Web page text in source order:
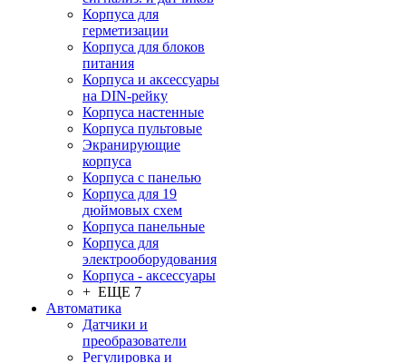
Корпуса для
герметизации
Корпуса для блоков
питания
Корпуса и аксессуары
на DIN-рейку
Корпуса настенные
Корпуса пультовые
Экранирующие
корпуса
Корпуса с панелью
Корпуса для 19
дюймовых схем
Корпуса панельные
Корпуса для
электрооборудования
Корпуса - аксессуары
+ ЕЩЕ 7
Автоматика
Датчики и
преобразователи
Регулировка и